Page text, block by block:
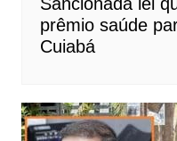
prêmio saúde
Cuiabá